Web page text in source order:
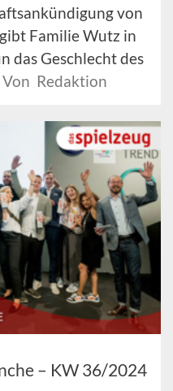
von
Familie Wutz in
das Geschlecht des
Von Redaktion
– KW 36/2024